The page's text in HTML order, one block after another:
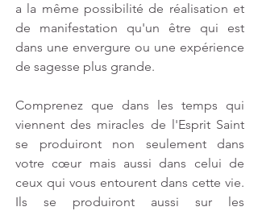
a la même possibilité de réalisation et
de manifestation qu'un être qui est
dans une envergure ou une expérience
de sagesse plus grande.
Comprenez que dans les temps qui
viennent des miracles de l'Esprit Saint
se produiront non seulement dans
votre cœur mais aussi dans celui de
ceux qui vous entourent dans cette vie.
Ils se produiront aussi sur les